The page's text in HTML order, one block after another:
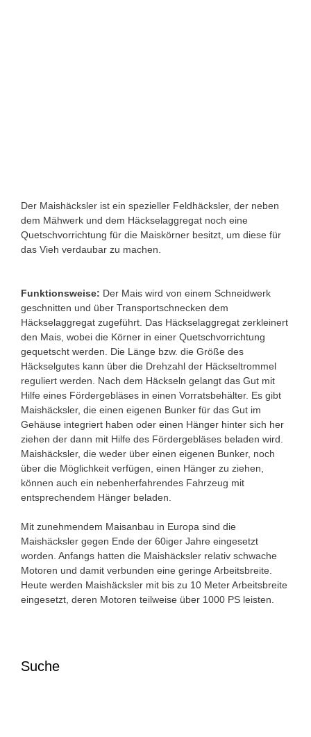
Der Maishäcksler ist ein spezieller Feldhäcksler, der neben
dem Mähwerk und dem Häckselaggregat noch eine
Quetschvorrichtung für die Maiskörner besitzt, um diese für
das Vieh verdaubar zu machen.
Funktionsweise: Der Mais wird von einem Schneidwerk
geschnitten und über Transportschnecken dem
Häckselaggregat zugeführt. Das Häckselaggregat zerkleinert
den Mais, wobei die Körner in einer Quetschvorrichtung
gequetscht werden. Die Länge bzw. die Größe des
Häckselgutes kann über die Drehzahl der Häckseltrommel
reguliert werden. Nach dem Häckseln gelangt das Gut mit
Hilfe eines Fördergebläses in einen Vorratsbehälter. Es gibt
Maishäcksler, die einen eigenen Bunker für das Gut im
Gehäuse integriert haben oder einen Hänger hinter sich her
ziehen der dann mit Hilfe des Fördergebläses beladen wird.
Maishäcksler, die weder über einen eigenen Bunker, noch
über die Möglichkeit verfügen, einen Hänger zu ziehen,
können auch ein nebenherfahrendes Fahrzeug mit
entsprechendem Hänger beladen.
Mit zunehmendem Maisanbau in Europa sind die
Maishäcksler gegen Ende der 60iger Jahre eingesetzt
worden. Anfangs hatten die Maishäcksler relativ schwache
Motoren und damit verbunden eine geringe Arbeitsbreite.
Heute werden Maishäcksler mit bis zu 10 Meter Arbeitsbreite
eingesetzt, deren Motoren teilweise über 1000 PS leisten.
Suche